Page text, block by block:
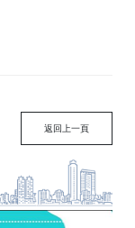
返回上一頁